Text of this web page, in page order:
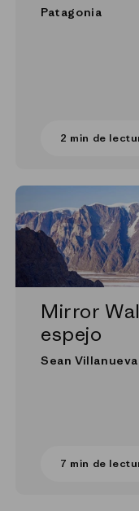
Patagonia
2 min de
Mirror
espejo
Sean
7 min de